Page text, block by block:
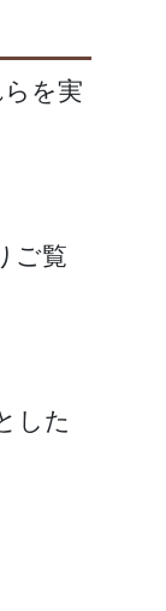
を実
ご覧
した